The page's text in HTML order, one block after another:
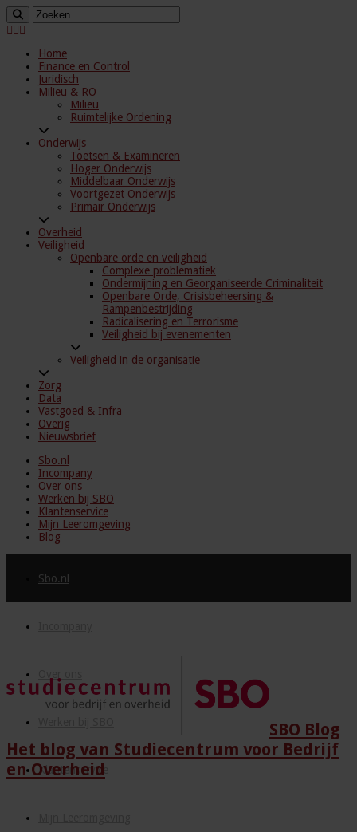
Home
Finance en Control
Juridisch
Milieu & RO
Milieu
Ruimtelijke Ordening
Onderwijs
Toetsen & Examineren
Hoger Onderwijs
Middelbaar Onderwijs
Voortgezet Onderwijs
Primair Onderwijs
Overheid
Veiligheid
Openbare orde en veiligheid
Complexe problematiek
Ondermijning en Georganiseerde Criminaliteit
Openbare Orde, Crisisbeheersing &
Rampenbestrijding
Radicalisering en Terrorisme
Veiligheid bij evenementen
Veiligheid in de organisatie
Zorg
Data
Vastgoed & Infra
Overig
Nieuwsbrief
Sbo.nl
Incompany
Over ons
Werken bij SBO
Klantenservice
Mijn Leeromgeving
Blog
Sbo.nl
Klantenservice
SBO Blog
Het blog van Studiecentrum voor Bedrijf
en Overheid